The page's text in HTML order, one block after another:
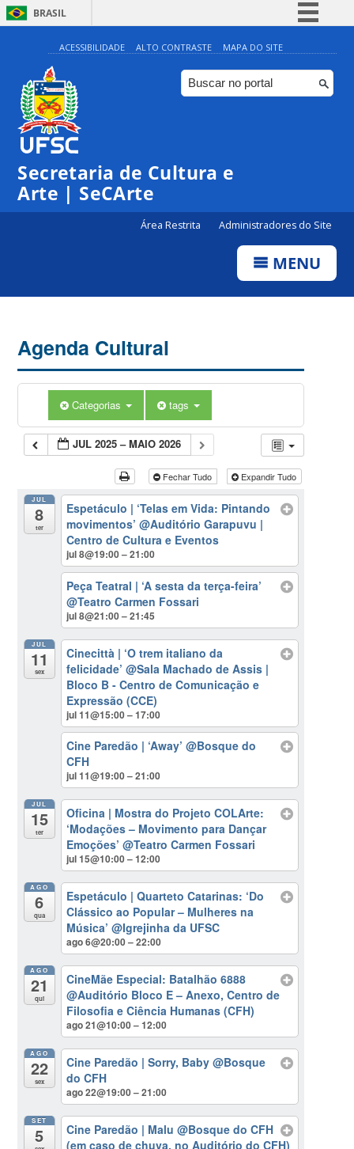
BRASIL
Simplifique!
Comunica BR
Participe
ACESSIBILIDADE ALTO CONTRASTE MAPA DO SITE
Secretaria de Cultura e
Arte | SeCArte
Área Restrita Administradores do Site
MENU
Agenda Cultural
Categorias tags
JUL 2025 – MAIO 2026
Fechar Tudo Expandir Tudo
JUL
8
ter
Espetáculo | ‘Telas em Vida: Pintando
movimentos’@Auditório Garapuvu |
Centro de Cultura e Eventos
jul 8@19:00 – 21:00
Peça Teatral | ‘A sesta da terça-feira’
@Teatro Carmen Fossari
jul 8@21:00 – 21:45
JUL
11
sex
Cinecittà | ‘O trem italiano da
felicidade’@Sala Machado de Assis |
Bloco B - Centro de Comunicação e
Expressão (CCE)
jul 11@15:00 – 17:00
Cine Paredão | ‘Away’@Bosque do
CFH
jul 11@19:00 – 21:00
JUL
15
ter
Oficina | Mostra do Projeto COLArte:
‘Modações – Movimento para Dançar
Emoções’@Teatro Carmen Fossari
jul 15@10:00 – 12:00
AGO
6
qua
Espetáculo | Quarteto Catarinas: ‘Do
Clássico ao Popular – Mulheres na
Música’@Igrejinha da UFSC
ago 6@20:00 – 22:00
AGO
21
qui
CineMãe Especial: Batalhão 6888
@Auditório Bloco E – Anexo, Centro de
Filosofia e Ciência Humanas (CFH)
ago 21@10:00 – 12:00
AGO
22
sex
Cine Paredão | Sorry, Baby@Bosque
do CFH
ago 22@19:00 – 21:00
SET
5 Cine Paredão | Malu@Bosque do CFH
(em caso de chuva, no Auditório do CFH)